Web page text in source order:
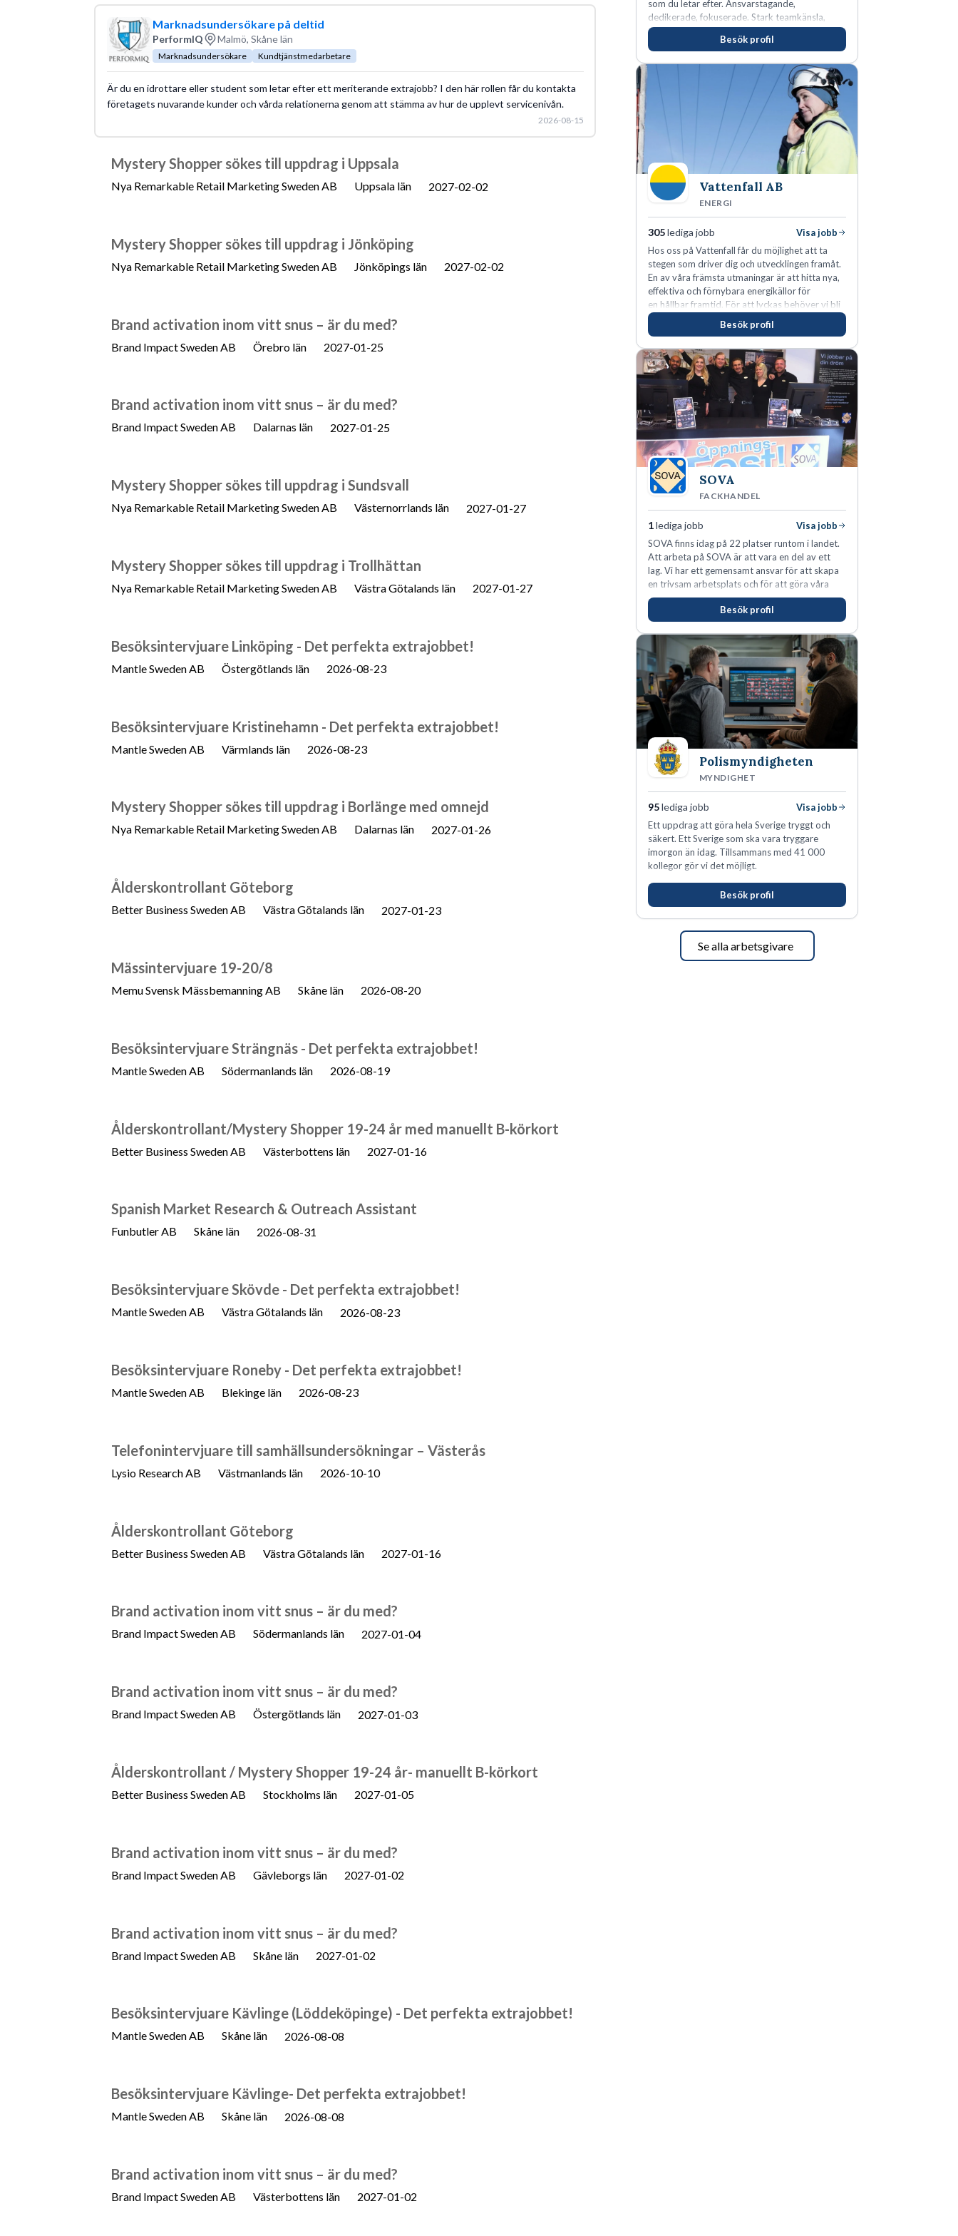
Marknadsundersökare på deltid
PerformIQ Malmö, Skåne län
Marknadsundersökare Kundtjänstmedarbetare
Är du en idrottare eller student som letar efter ett meriterande extrajobb? I den här rollen får du kontakta
företagets nuvarande kunder och vårda relationerna genom att stämma av hur de upplevt servicenivån.
2026-08-15
Mystery Shopper sökes till uppdrag i Uppsala
Nya Remarkable Retail Marketing Sweden AB Uppsala län 2027-02-02
Mystery Shopper sökes till uppdrag i Jönköping
Nya Remarkable Retail Marketing Sweden AB Jönköpings län 2027-02-02
Brand activation inom vitt snus – är du med?
Brand Impact Sweden AB Örebro län 2027-01-25
Brand activation inom vitt snus – är du med?
Brand Impact Sweden AB Dalarnas län 2027-01-25
Mystery Shopper sökes till uppdrag i Sundsvall
Nya Remarkable Retail Marketing Sweden AB Västernorrlands län 2027-01-27
Mystery Shopper sökes till uppdrag i Trollhättan
Nya Remarkable Retail Marketing Sweden AB Västra Götalands län 2027-01-27
Besöksintervjuare Linköping - Det perfekta extrajobbet!
Mantle Sweden AB Östergötlands län 2026-08-23
Besöksintervjuare Kristinehamn - Det perfekta extrajobbet!
Mantle Sweden AB Värmlands län 2026-08-23
Mystery Shopper sökes till uppdrag i Borlänge med omnejd
Nya Remarkable Retail Marketing Sweden AB Dalarnas län 2027-01-26
Ålderskontrollant Göteborg
Better Business Sweden AB Västra Götalands län 2027-01-23
Mässintervjuare 19-20/8
Memu Svensk Mässbemanning AB Skåne län 2026-08-20
Besöksintervjuare Strängnäs - Det perfekta extrajobbet!
Mantle Sweden AB Södermanlands län 2026-08-19
Ålderskontrollant/Mystery Shopper 19-24 år med manuellt B-körkort
Better Business Sweden AB Västerbottens län 2027-01-16
Spanish Market Research & Outreach Assistant
Funbutler AB Skåne län 2026-08-31
Besöksintervjuare Skövde - Det perfekta extrajobbet!
Mantle Sweden AB Västra Götalands län 2026-08-23
Besöksintervjuare Roneby - Det perfekta extrajobbet!
Mantle Sweden AB Blekinge län 2026-08-23
Telefonintervjuare till samhällsundersökningar – Västerås
Lysio Research AB Västmanlands län 2026-10-10
Ålderskontrollant Göteborg
Better Business Sweden AB Västra Götalands län 2027-01-16
Brand activation inom vitt snus – är du med?
Brand Impact Sweden AB Södermanlands län 2027-01-04
Brand activation inom vitt snus – är du med?
Brand Impact Sweden AB Östergötlands län 2027-01-03
Ålderskontrollant / Mystery Shopper 19-24 år- manuellt B-körkort
Better Business Sweden AB Stockholms län 2027-01-05
Brand activation inom vitt snus – är du med?
Brand Impact Sweden AB Gävleborgs län 2027-01-02
Brand activation inom vitt snus – är du med?
Brand Impact Sweden AB Skåne län 2027-01-02
Besöksintervjuare Kävlinge (Löddeköpinge) - Det perfekta extrajobbet!
Mantle Sweden AB Skåne län 2026-08-08
Besöksintervjuare Kävlinge- Det perfekta extrajobbet!
Mantle Sweden AB Skåne län 2026-08-08
Brand activation inom vitt snus – är du med?
Brand Impact Sweden AB Västerbottens län 2027-01-02
som du letar efter. Ansvarstagande,
dedikerade, fokuserade. Stark teamkänsla,
vinnarinstinkt och hälsomedvetna. Vi kallar det
för idrottens egenskaper.
Besök profil
Vattenfall AB
ENERGI
305lediga jobb
Visa jobb
Hos oss på Vattenfall får du möjlighet att ta
stegen som driver dig och utvecklingen framåt.
En av våra främsta utmaningar är att hitta nya,
effektiva och förnybara energikällor för
en hållbar framtid. För att lyckas behöver vi bli
fler medarbetare som vill göra skillnad.
Besök profil
SOVA
FACKHANDEL
1lediga jobb
Visa jobb
SOVA finns idag på 22 platser runtom i landet.
Att arbeta på SOVA är att vara en del av ett
lag. Vi har ett gemensamt ansvar för att skapa
en trivsam arbetsplats och för att göra våra
kunder nöjda. Som medarbetare hos oss
förväntas du visa engagemang, öppenhet,
ansvar och respekt.
Besök profil
Polismyndigheten
MYNDIGHET
95lediga jobb
Visa jobb
Ett uppdrag att göra hela Sverige tryggt och
säkert. Ett Sverige som ska vara tryggare
imorgon än idag. Tillsammans med 41 000
kollegor gör vi det möjligt.
Besök profil
Se alla arbetsgivare